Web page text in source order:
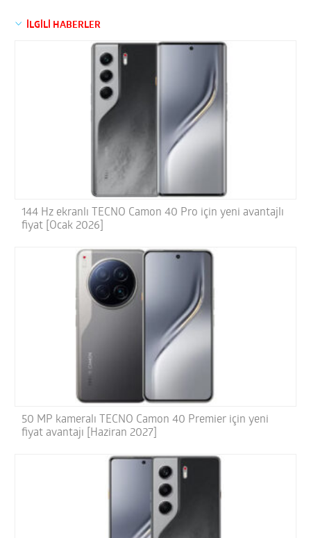
İLGİLİ HABERLER
144 Hz ekranlı TECNO Camon 40 Pro için yeni avantajlı
fiyat [Ocak 2026]
50 MP kameralı TECNO Camon 40 Premier için yeni
fiyat avantajı [Haziran 2027]